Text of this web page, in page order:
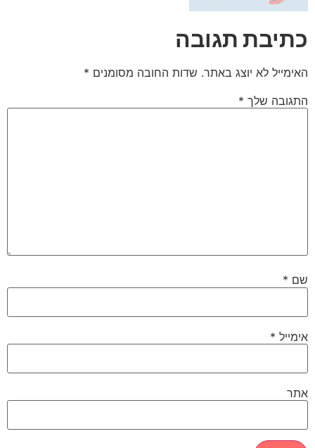
כתיבת תגובה
האימייל לא יוצג באתר. שדות החובה מסומנים *
התגובה שלך *
שם *
אימייל *
אתר